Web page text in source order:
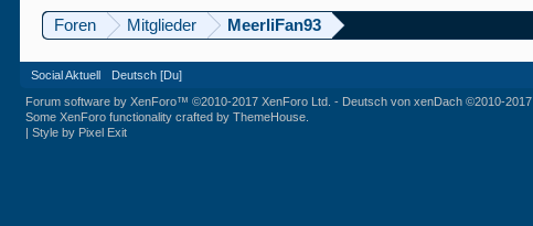
Foren Mitglieder MeerliFan93
Social Aktuell Deutsch [Du]
Forum software by XenForo™©2010-2017 XenForo Ltd. - Deutsch von xenDach©2010-2017
Some XenForo functionality crafted byThemeHouse
|Style by Pixel Exit